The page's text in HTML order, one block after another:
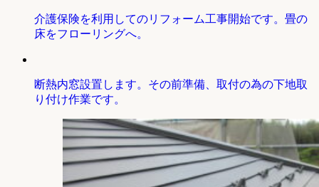
介護保険を利用してのリフォーム工事開始です。畳の
床をフローリングへ。
断熱内窓設置します。その前準備、取付の為の下地取
り付け作業です。